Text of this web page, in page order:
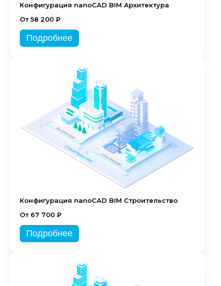
Конфигурация nanoCAD BIM Архитектура
От 58 200 ₽
Подробнее
Конфигурация nanoCAD BIM Строительство
От 67 700 ₽
Подробнее